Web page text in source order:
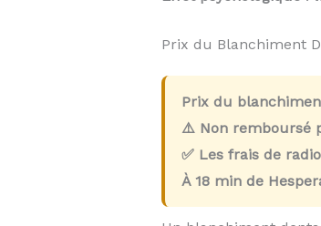
Prix du Blanchiment
Prix du
⚠️ Non remboursé
✅ Les frais de
À 18 minde